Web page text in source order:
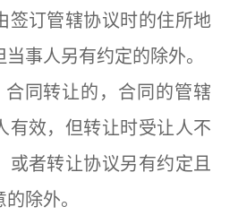
签订管辖协议时的住所地
事人另有约定的除外。
同转让的，合同的管辖
有效，但转让时受让人不
或者转让协议另有约定且
除外。